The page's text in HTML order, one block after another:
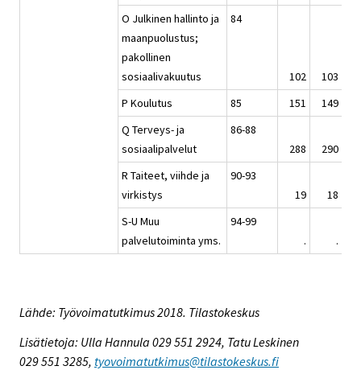
O Julkinen hallinto ja
maanpuolustus;
pakollinen
sosiaalivakuutus
84
102 103
P Koulutus
85 151 149
Q Terveys- ja
sosiaalipalvelut
86-88
288
290
R Taiteet, viihde ja
virkistys
90-93
19
18
S-U Muu
palvelutoiminta yms.
94-99
.
.
Lähde: Työvoimatutkimus 2018. Tilastokeskus
Lisätietoja: Ulla Hannula 029 551 2924, Tatu Leskinen
029 551 3285, tyovoimatutkimus@tilastokeskus.fi